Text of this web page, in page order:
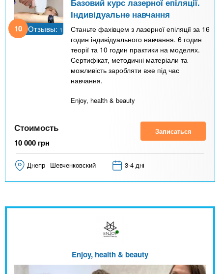
10 Отзывы: 1
Базовий курс лазерної епіляції.
Індивідуальне навчання
Станьте фахівцем з лазерної епіляції за 16
годин індивідуального навчання. 6 годин
теорії та 10 годин практики на моделях.
Сертифікат, методичні матеріали та
можливість заробляти вже під час
навчання.
Enjoy, health & beauty
Стоимость
10 000 грн
Записаться
Днепр Шевченковский 3-4 дні
Enjoy, health & beauty